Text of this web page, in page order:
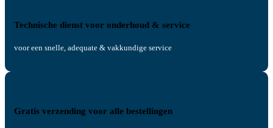
Technische dienst voor onderhoud & service
voor een snelle, adequate & vakkundige service
Gratis verzending voor alle bestellingen